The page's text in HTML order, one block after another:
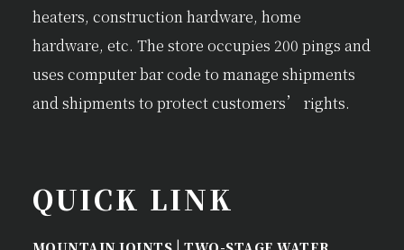
heaters, construction hardware, home
hardware, etc. The store occupies 200 pings and
uses computer bar code to manage shipments
and shipments to protect customers’ rights.
QUICK LINK